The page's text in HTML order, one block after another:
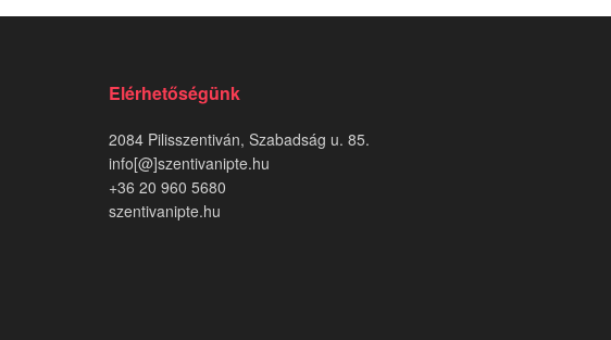
Elérhetőségünk
2084 Pilisszentiván, Szabadság u. 85.
info[@]szentivanipte.hu
+36 20 960 5680
szentivanipte.hu